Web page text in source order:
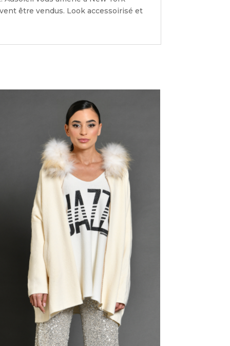
être vendus. Look accessoirisé et